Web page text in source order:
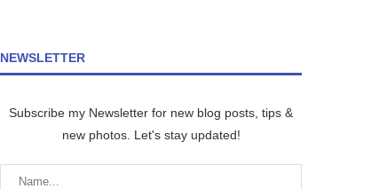
NEWSLETTER
Subscribe my Newsletter for new blog posts, tips &
new photos. Let's stay updated!